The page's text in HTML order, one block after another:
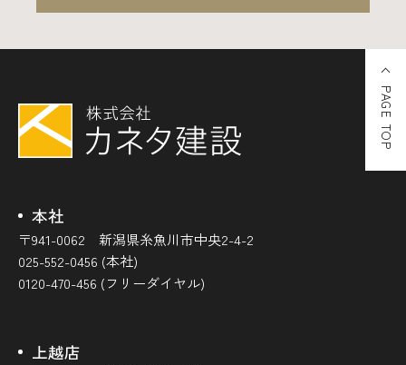
本社
〒941-0062 新潟県糸魚川市中央2-4-2
025-552-0456 (本社)
0120-470-456 (フリーダイヤル)
上越店
PAGE TOP